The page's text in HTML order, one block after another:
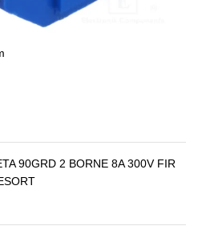
90GRD 2 BORNE 8A 300V FIR